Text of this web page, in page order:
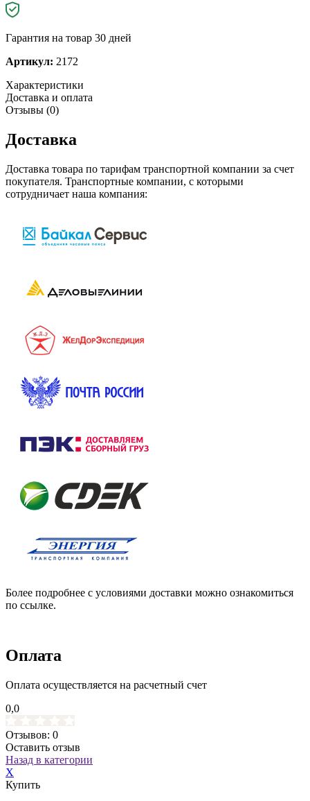
Гарантия на товар 30 дней
Артикул: 2172
Характеристики
Доставка и оплата
Отзывы (0)
Доставка
Доставка товара по тарифам транспортной компании за счет
покупателя. Транспортные компании, с которыми
сотрудничает наша компания:
Более подробнее с условиями доставки можно ознакомиться
по ссылке.
Оплата
Оплата осуществляется на расчетный счет
0,0
Отзывов: 0
Оставить отзыв
Назад в категории
X
Купить